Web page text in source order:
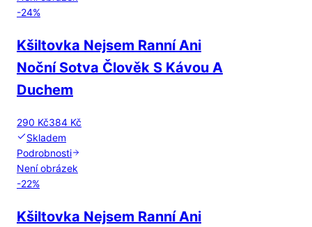
-24%
Kšiltovka Nejsem Ranní Ani
Noční Sotva Člověk S Kávou A
Duchem
290 Kč384 Kč
Skladem
Podrobnosti
Není obrázek
-22%
Kšiltovka Nejsem Ranní Ani